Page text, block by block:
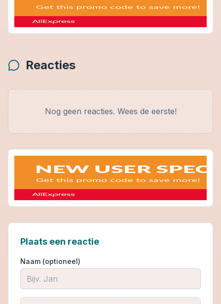
Reacties
Nog geen reacties. Wees de eerste!
Plaats een reactie
Naam (optioneel)